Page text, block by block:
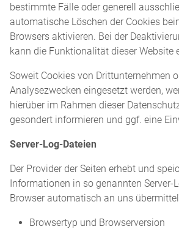
bestimmte Fälle oder generell
automatische Löschen der Cookies
Browsers aktivieren. Bei der
kann die Funktionalität dieser Website
Soweit Cookies von Drittunternehmen
Analysezwecken eingesetzt werden,
hierüber im Rahmen dieser
gesondert informieren und ggf. eine
Server-Log-Dateien
Der Provider der Seiten erhebt und
Informationen in so genannten Server-
Browser automatisch an uns
Browsertyp und Browserversion